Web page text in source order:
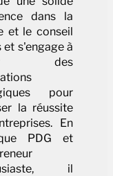
dans la
et le conseil
et s'engage à
des
pour
la réussite
En
PDG et
il